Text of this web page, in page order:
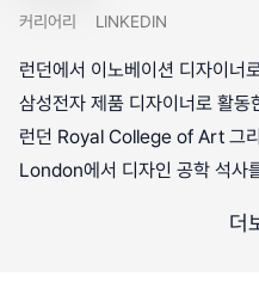
커리어리 LINKEDIN
런던에서 이노베이션 디자이너
삼성전자 제품 디자이너로 활
런던 Royal College of Art 그
London에서 디자인 공학 석사
더